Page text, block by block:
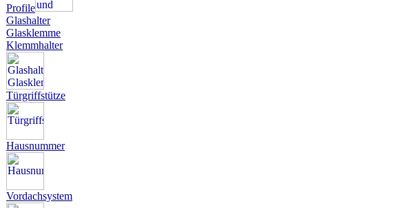
Profile
Glashalter
Glasklemme
Klemmhalter
Türgriffstütze
Hausnummer
Vordachsystem